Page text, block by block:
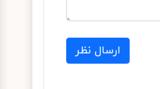
ارسال نظر